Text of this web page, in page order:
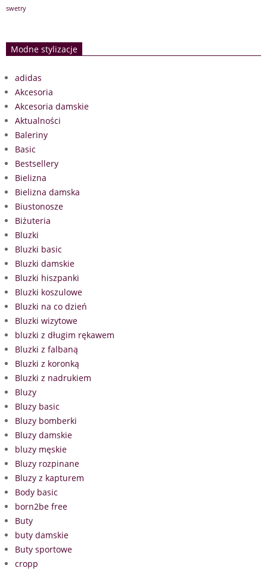
swetry
Modne stylizacje
adidas
Akcesoria
Akcesoria damskie
Aktualności
Baleriny
Basic
Bestsellery
Bielizna
Bielizna damska
Biustonosze
Biżuteria
Bluzki
Bluzki basic
Bluzki damskie
Bluzki hiszpanki
Bluzki koszulowe
Bluzki na co dzień
Bluzki wizytowe
bluzki z długim rękawem
Bluzki z falbaną
Bluzki z koronką
Bluzki z nadrukiem
Bluzy
Bluzy basic
Bluzy bomberki
Bluzy damskie
bluzy męskie
Bluzy rozpinane
Bluzy z kapturem
Body basic
born2be free
Buty
buty damskie
Buty sportowe
cropp